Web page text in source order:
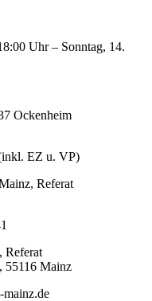
Uhr – Sonntag, 14.
EZ u. VP)
Referat
55116 Mainz